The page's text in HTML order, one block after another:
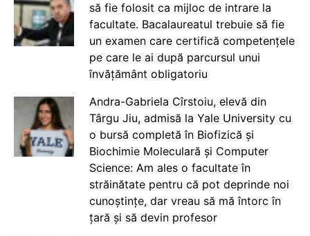
să fie folosit ca mijloc de intrare la
facultate. Bacalaureatul trebuie să fie
un examen care certifică competențele
pe care le ai după parcursul unui
învățământ obligatoriu
Andra-Gabriela Cîrstoiu, elevă din
Târgu Jiu, admisă la Yale University cu
o bursă completă în Biofizică și
Biochimie Moleculară și Computer
Science: Am ales o facultate în
străinătate pentru că pot deprinde noi
cunoștințe, dar vreau să mă întorc în
țară și să devin profesor